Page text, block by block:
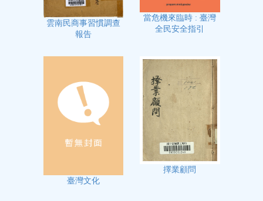
雲南民商事習慣調查
報告
當危機來臨時 : 臺灣
全民安全指引
臺灣文化
擇業顧問